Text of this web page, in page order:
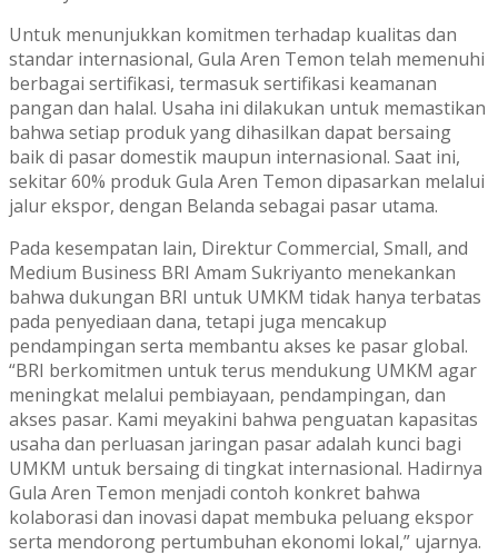
Untuk menunjukkan komitmen terhadap kualitas dan
standar internasional, Gula Aren Temon telah memenuhi
berbagai sertifikasi, termasuk sertifikasi keamanan
pangan dan halal. Usaha ini dilakukan untuk memastikan
bahwa setiap produk yang dihasilkan dapat bersaing
baik di pasar domestik maupun internasional. Saat ini,
sekitar 60% produk Gula Aren Temon dipasarkan melalui
jalur ekspor, dengan Belanda sebagai pasar utama.
Pada kesempatan lain, Direktur Commercial, Small, and
Medium Business BRI Amam Sukriyanto menekankan
bahwa dukungan BRI untuk UMKM tidak hanya terbatas
pada penyediaan dana, tetapi juga mencakup
pendampingan serta membantu akses ke pasar global.
“BRI berkomitmen untuk terus mendukung UMKM agar
meningkat melalui pembiayaan, pendampingan, dan
akses pasar. Kami meyakini bahwa penguatan kapasitas
usaha dan perluasan jaringan pasar adalah kunci bagi
UMKM untuk bersaing di tingkat internasional. Hadirnya
Gula Aren Temon menjadi contoh konkret bahwa
kolaborasi dan inovasi dapat membuka peluang ekspor
serta mendorong pertumbuhan ekonomi lokal,” ujarnya.